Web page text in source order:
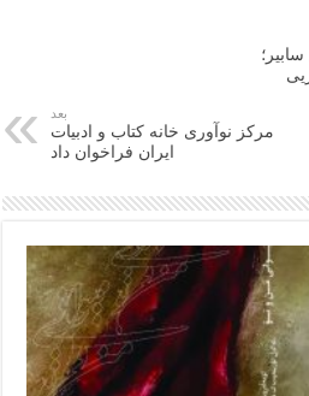
بعد
مرکز نوآوری خانه کتاب و ادبیات
ایران فراخوان داد